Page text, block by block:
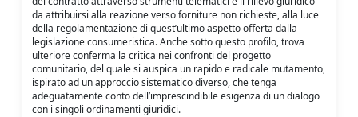
da attribuirsi alla reazione verso forniture non richieste, alla luce
della regolamentazione di quest’ultimo aspetto offerta dalla
legislazione consumeristica. Anche sotto questo profilo, trova
ulteriore conferma la critica nei confronti del progetto
comunitario, del quale si auspica un rapido e radicale mutamento,
ispirato ad un approccio sistematico diverso, che tenga
adeguatamente conto dell’imprescindibile esigenza di un dialogo
con i singoli ordinamenti giuridici.